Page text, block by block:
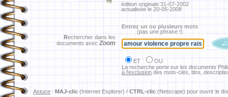
édition originale 31-07-2002
actualisée le 20-05-2008
Rechercher dans les
documents avec Zoom
Entrez un ou plusieurs mots
(pas une phrase !)
ET
OU
La recherche porte sur les documents
à l'exclusion des mots-clés, titre,
Astuce : MAJ-clic (Internet Explorer) / CTRL-clic (Netscape) pour ouvrir le